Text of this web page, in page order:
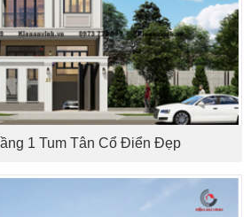
1 Tum Tân Cổ Điển Đẹp